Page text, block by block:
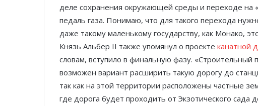
деле сохранения окружающей среды и переходе на
педаль газа. Понимаю, что для такого перехода
даже такому маленькому государству, как Монако,
Князь Альбер II также упомянул о проекте канатной
словам, вступило в финальную фазу.
возможен вариант расширить такую дорогу до
так как на этой территории расположены частные
где дорога будет проходить от Экзотического сада